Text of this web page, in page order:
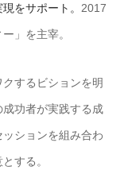
をサポート。 2017
」を主宰。
するビションを明
功者が実践する成
ションを組み合わ
する。